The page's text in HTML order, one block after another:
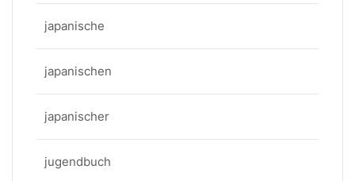
japanische
japanischen
japanischer
jugendbuch